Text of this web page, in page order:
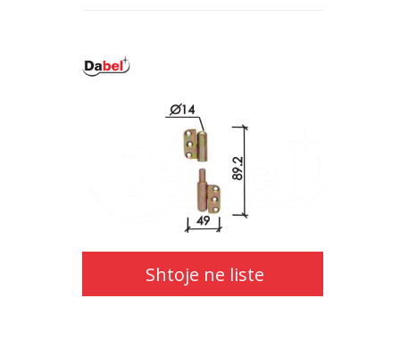
Shtoje ne liste